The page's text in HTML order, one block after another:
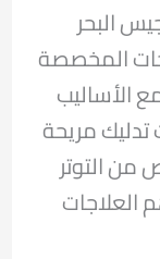
البحر
المخصصة
الأساليب
مريحة
من التوتر
العلاجات